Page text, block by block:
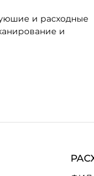
и расходные
и